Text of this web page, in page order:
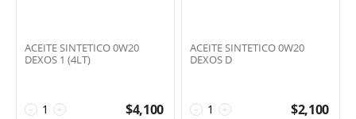
ACEITE SINTETICO 0W20
DEXOS 1 (4LT)
+
− $4,100
ACEITE SINTETICO 0W20
DEXOS D
+
− $2,100